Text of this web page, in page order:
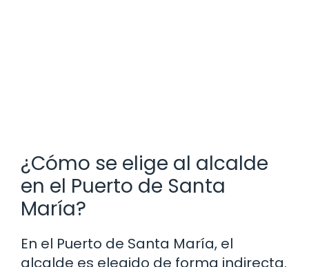
¿Cómo se elige al alcalde
en el Puerto de Santa
María?
En el Puerto de Santa María, el
alcalde es elegido de forma indirecta.